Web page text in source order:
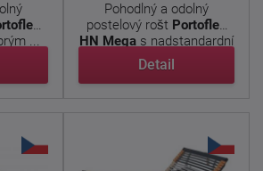
...
Pohodlný a odolný
postelový rošt Portoflex
HN Mega s nadstandardní
...
Detail